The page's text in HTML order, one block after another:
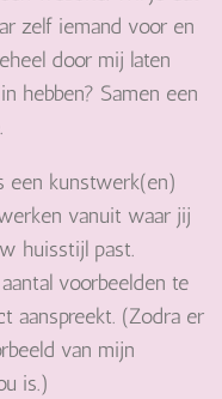
zelf iemand voor en
door mij laten
hebben? Samen een
een kunstwerk(en)
vanuit waar jij
huisstijl past.
voorbeelden te
aanspreekt. (Zodra er
van mijn
is.)